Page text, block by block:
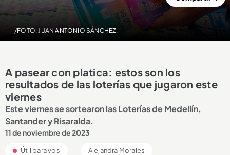
/FOTO: JUAN ANTONIO SÁNCHEZ.
A pasear con platica: estos son los
resultados de las loterías que jugaron este
viernes
Este viernes se sortearon las Loterías de Medellín,
Santander y Risaralda.
11 de noviembre de 2023
Útil para vos Alejandra Morales